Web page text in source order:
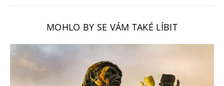
MOHLO BY SE VÁM TAKÉ LÍBIT